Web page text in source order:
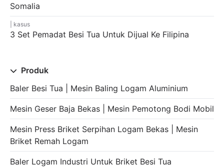
Somalia
kasus
3 Set Pemadat Besi Tua Untuk Dijual Ke Filipina
Produk
Baler Besi Tua | Mesin Baling Logam Aluminium
Mesin Geser Baja Bekas | Mesin Pemotong Bodi Mobil
Mesin Press Briket Serpihan Logam Bekas | Mesin
Briket Remah Logam
Baler Logam Industri Untuk Briket Besi Tua